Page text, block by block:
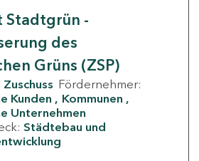
Stadtgrün -
des
Grüns (ZSP)
Zuschuss Fördernehmer:
Kunden
Kommunen
Unternehmen
Städtebau und